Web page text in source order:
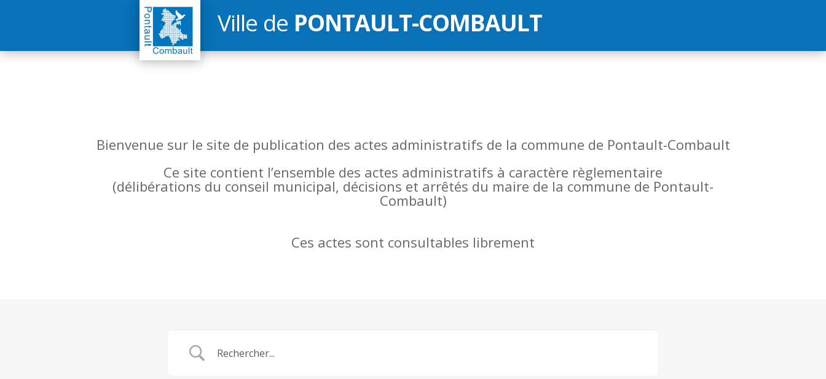
Ville de PONTAULT-COMBAULT
Bienvenue sur le site de publication des actes administratifs de la commune de Pontault-Combault
Ce site contient l’ensemble des actes administratifs à caractère règlementaire
(délibérations du conseil municipal, décisions et arrêtés du maire de la commune de Pontault-
Combault)
Ces actes sont consultables librement